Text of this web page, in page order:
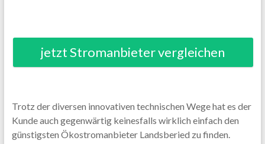
jetzt Stromanbieter vergleichen
Trotz der diversen innovativen technischen Wege hat es der
Kunde auch gegenwärtig keinesfalls wirklich einfach den
günstigsten Ökostromanbieter Landsberied zu finden.